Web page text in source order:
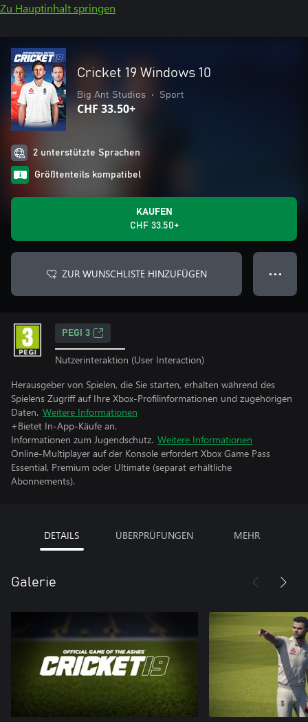
Zu Hauptinhalt springen
Cricket 19 Windows 10
Big Ant Studios • Sport
CHF 33.50+
2 unterstützte Sprachen
Größtenteils kompatibel
KAUFEN
CHF 33.50+
ZUR WUNSCHLISTE HINZUFÜGEN ● ● ●
PEGI 3
Nutzerinteraktion (User Interaction)
Herausgeber von Spielen, die Sie starten, erhalten während des
Spielens Zugriff auf Ihre Xbox-Profilinformationen und zugehörigen
Daten. Weitere Informationen
+Bietet In-App-Käufe an.
Informationen zum Jugendschutz. Weitere Informationen
Online-Multiplayer auf der Konsole erfordert Xbox Game Pass
Essential, Premium oder Ultimate (separat erhältliche
Abonnements).
DETAILS ÜBERPRÜFUNGEN MEHR
Galerie